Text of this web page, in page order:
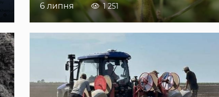
6 липня 1 251